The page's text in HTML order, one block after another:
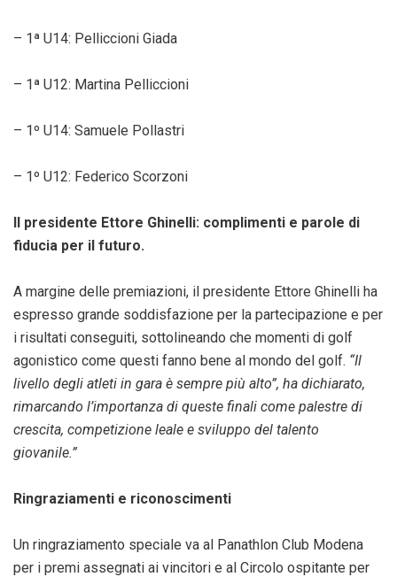
– 1ª U14: Pelliccioni Giada
– 1ª U12: Martina Pelliccioni
– 1º U14: Samuele Pollastri
– 1º U12: Federico Scorzoni
Il presidente Ettore Ghinelli: complimenti e parole di
fiducia per il futuro.
A margine delle premiazioni, il presidente Ettore Ghinelli ha
espresso grande soddisfazione per la partecipazione e per
i risultati conseguiti, sottolineando che momenti di golf
agonistico come questi fanno bene al mondo del golf. “Il
livello degli atleti in gara è sempre più alto”, ha dichiarato,
rimarcando l’importanza di queste finali come palestre di
crescita, competizione leale e sviluppo del talento
giovanile.”
Ringraziamenti e riconoscimenti
Un ringraziamento speciale va al Panathlon Club Modena
per i premi assegnati ai vincitori e al Circolo ospitante per